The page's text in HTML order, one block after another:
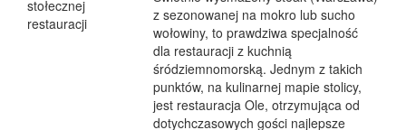
z sezonowanej na mokro lub sucho
wołowiny, to prawdziwa specjalność
dla restauracji z kuchnią
śródziemnomorską. Jednym z takich
punktów, na kulinarnej mapie stolicy,
jest restauracja Ole, otrzymująca od
dotychczasowych gości najlepsze